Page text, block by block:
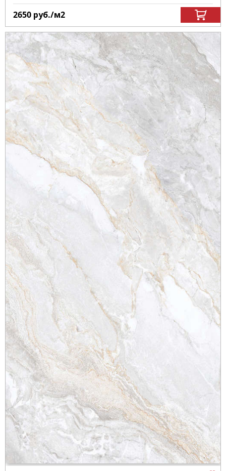
2650 руб./м2